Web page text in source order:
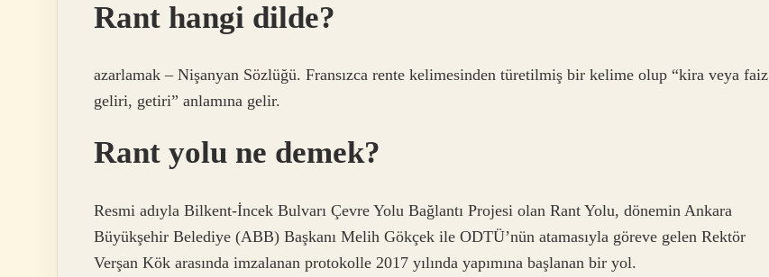
Rant hangi dilde?
azarlamak – Nişanyan Sözlüğü. Fransızca rente kelimesinden türetilmiş bir kelime olup “kira veya faiz
geliri, getiri” anlamına gelir.
Rant yolu ne demek?
Resmi adıyla Bilkent-İncek Bulvarı Çevre Yolu Bağlantı Projesi olan Rant Yolu, dönemin Ankara
Büyükşehir Belediye (ABB) Başkanı Melih Gökçek ile ODTÜ’nün atamasıyla göreve gelen Rektör
Verşan Kök arasında imzalanan protokolle 2017 yılında yapımına başlanan bir yol.